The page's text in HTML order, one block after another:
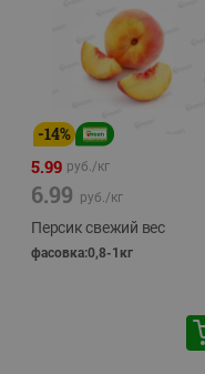
-14%
5.99 руб./кг
6.99 руб./кг
Персик свежий вес
фасовка:0,8-1кг